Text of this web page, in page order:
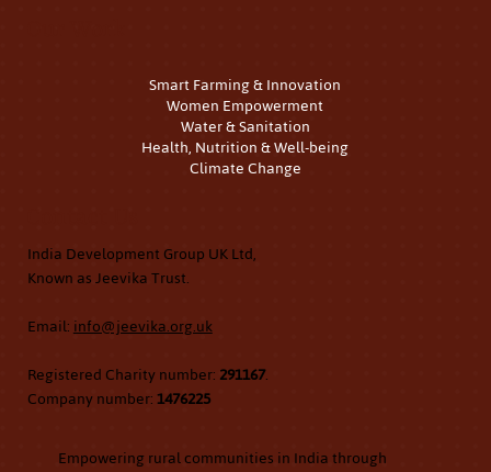
Smart Farming & Innovation
Women Empowerment
Water & Sanitation
Health, Nutrition & Well-being
Climate Change
Empowering rural communities in India through
India Development Group UK Ltd,
Known as Jeevika Trust.
Email:info@jeevika.org.uk
Registered Charity number:291167.
Company number:1476225